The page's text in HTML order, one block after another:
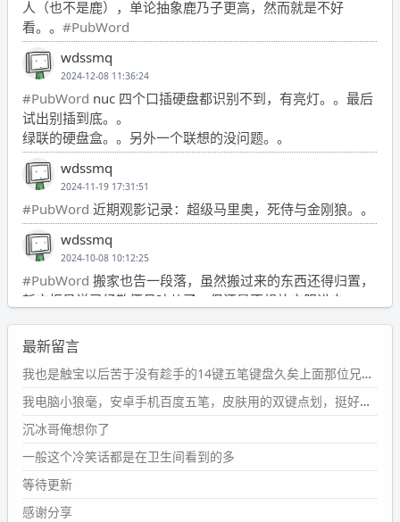
人（也不是鹿），单论抽象鹿乃子更高，然而就是不好
看。。 #PubWord
wdssmq
2024-12-08 11:36:24
#PubWord nuc 四个口插硬盘都识别不到，有亮灯。。最后
试出别插到底。。
绿联的硬盘盒。。另外一个联想的没问题。。
wdssmq
2024-11-19 17:31:51
#PubWord 近期观影记录：超级马里奥，死侍与金刚狼。。
wdssmq
2024-10-08 10:12:25
#PubWord 搬家也告一段落，虽然搬过来的东西还得归置，
新衣柜虽说已经散俩月味儿了，但还是不想放衣服进去。
wdssmq
2024-09-23 21:00:49
#PubWord要不我每年汇总整理一次？？碎雨集_沉冰浮水_
第1页https://www.wdssmq.com/tag/%E7%A2%8E%E9%9
B%A8%E9%9B%86/
wdssmq
2024-09-23 20:58:40
#PubWord
条嘟？？？？
最新留言
我也是触宝以后苦于没有趁手的14键五笔键盘久矣上面那位兄台用的百度双键点划布局我也用过很久，那个皮肤做得很粗糙，个别键位的触发区域是错位的，快速打字时很容易出错，修改它的皮肤文件校正后勉强能用，但早年出的皮肤分辨率太低，实在谈不上美观。百度小米定制版的商店里有一个"小黑板"皮肤还不错(百度官方输入法商店里没有)，但那个风格我不喜欢这两天找到了一个叫"森林集"的公众号，开发了海量的皮肤，很多都有14键版本，付费但很便宜，几块钱，终于有自己满意的输入法了搜了一下，这个工作室还是百度的官方合作伙伴，不知道为什么14键作品都不在官方商店上架，难道是百度官方在刻意放弃14键？
我电脑小狼毫，安卓手机百度五笔，皮肤用的双键点划，挺好的。
沉冰哥俺想你了
一般这个冷笑话都是在卫生间看到的多
等待更新
感谢分享